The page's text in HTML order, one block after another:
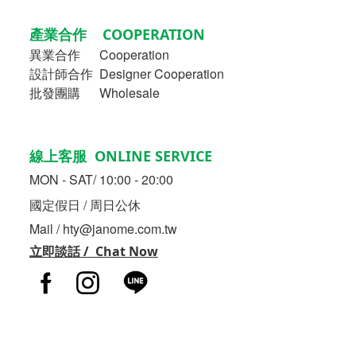
產業合作 COOPERATION
異業合作
Cooperation
設計師合作 Designer Cooperation
批發團購 Wholesale
線上客服 ONLINE SERVICE
MON - SAT/ 10:00 - 20:00
國定假日 / 周日公休
Mail / hty@janome.com.tw
立即談話 / Chat Now